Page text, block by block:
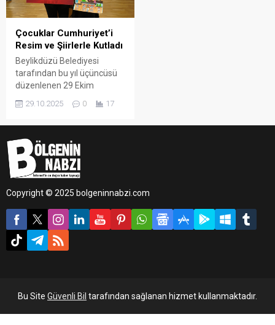
Çocuklar Cumhuriyet’i
Resim ve Şiirlerle Kutladı
Beylikdüzü Belediyesi
tarafından bu yıl üçüncüsü
düzenlenen 29 Ekim
Cumhuriyet Bayramı Resim
ve Şiir Yarışması’nda
29.10.2025 0 17
Copyright © 2025 bolgeninnabzi.com
Bu Site Güvenli Bil tarafından sağlanan hizmet kullanmaktadır.